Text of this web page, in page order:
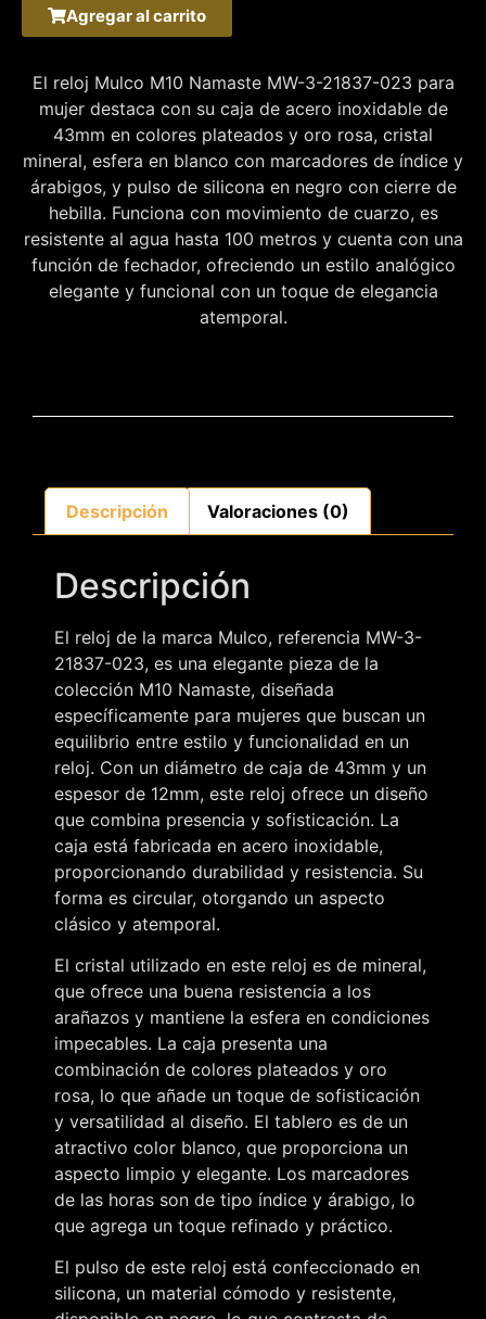
Agregar al carrito
El reloj Mulco M10 Namaste MW-3-21837-023 para
mujer destaca con su caja de acero inoxidable de
43mm en colores plateados y oro rosa, cristal
mineral, esfera en blanco con marcadores de índice y
árabigos, y pulso de silicona en negro con cierre de
hebilla. Funciona con movimiento de cuarzo, es
resistente al agua hasta 100 metros y cuenta con una
función de fechador, ofreciendo un estilo analógico
elegante y funcional con un toque de elegancia
atemporal.
Descripción Valoraciones (0)
Descripción
El reloj de la marca Mulco, referencia MW-3-
21837-023, es una elegante pieza de la
colección M10 Namaste, diseñada
específicamente para mujeres que buscan un
equilibrio entre estilo y funcionalidad en un
reloj. Con un diámetro de caja de 43mm y un
espesor de 12mm, este reloj ofrece un diseño
que combina presencia y sofisticación. La
caja está fabricada en acero inoxidable,
proporcionando durabilidad y resistencia. Su
forma es circular, otorgando un aspecto
clásico y atemporal.
El cristal utilizado en este reloj es de mineral,
que ofrece una buena resistencia a los
arañazos y mantiene la esfera en condiciones
impecables. La caja presenta una
combinación de colores plateados y oro
rosa, lo que añade un toque de sofisticación
y versatilidad al diseño. El tablero es de un
atractivo color blanco, que proporciona un
aspecto limpio y elegante. Los marcadores
de las horas son de tipo índice y árabigo, lo
que agrega un toque refinado y práctico.
El pulso de este reloj está confeccionado en
silicona, un material cómodo y resistente,